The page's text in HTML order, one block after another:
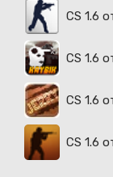
CS 1.6
CS 1.6
CS 1.6
CS 1.6